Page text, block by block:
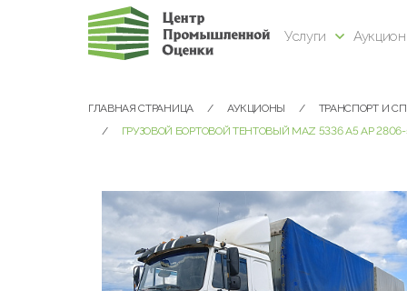
Услуги
ГЛАВНАЯ СТРАНИЦА АУКЦИОНЫ
ТРАНСПОРТ И
ГРУЗОВОЙ БОРТОВОЙ ТЕНТОВЫЙ MAZ 5336 A5 AP